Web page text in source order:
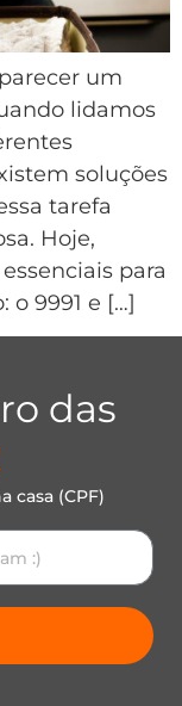
um
lidamos
soluções
tarefa
Hoje,
para
o 9991 e […]
das
casa (CPF)